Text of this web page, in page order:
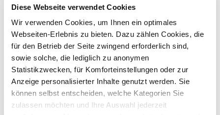
Diese Webseite verwendet Cookies
Wir verwenden Cookies, um Ihnen ein optimales
Webseiten-Erlebnis zu bieten. Dazu zählen Cookies, die
für den Betrieb der Seite zwingend erforderlich sind,
sowie solche, die lediglich zu anonymen
Statistikzwecken, für Komforteinstellungen oder zur
Anzeige personalisierter Inhalte genutzt werden. Sie
können selbst entscheiden, welche Kategorien Sie
zulassen möchten und Ihre Auswahl jederzeit
bereitgestellten Informationen entstanden sind, ab. Der
Inhalt dieser Webseite stellt insbesondere auch keine
Aufforderung zum Kauf oder Handel mit Aktien oder ADR
(American Depositary Receipts) der Mayr-Melnhof Karton
Aktiengesellschaft dar. Kein Inhalt dieser Webseite darf als
Beratung oder Abgabe einer Empfehlung für Anlagezwecke
ausgelegt werden.
Zukunftsgerichtete Aussagen, die auf dieser Webseite
gemacht werden, stellen lediglich Ansichten der Mayr-